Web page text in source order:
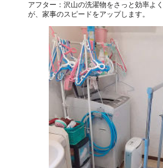
アフター：沢山の洗濯物をさっと効率よ
が、家事のスピードをアップします。